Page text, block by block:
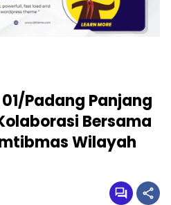
Padang Panjang
Bersama
Wilayah